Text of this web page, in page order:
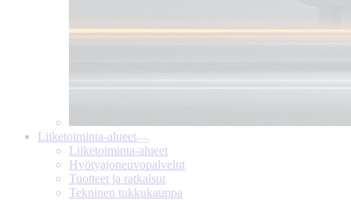
Liiketoiminta-alueet
Liiketoiminta-alueet
Hyötyajoneuvopalvelut
Tuotteet ja ratkaisut
Tekninen tukkukauppa